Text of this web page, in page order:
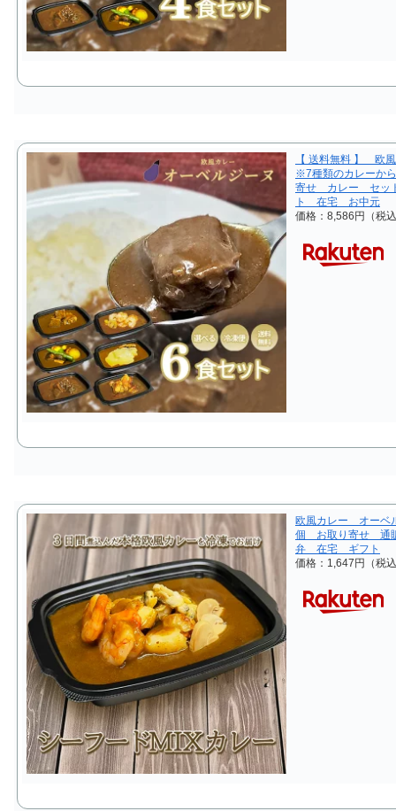
【 送料無料 】 欧
※7種類のカレーか
寄せ カレー セ
ト 在宅 お中元
価格：8,586円（税
欧風カレー オーベ
個 お取り寄せ
弁 在宅 ギフト
価格：1,647円（税